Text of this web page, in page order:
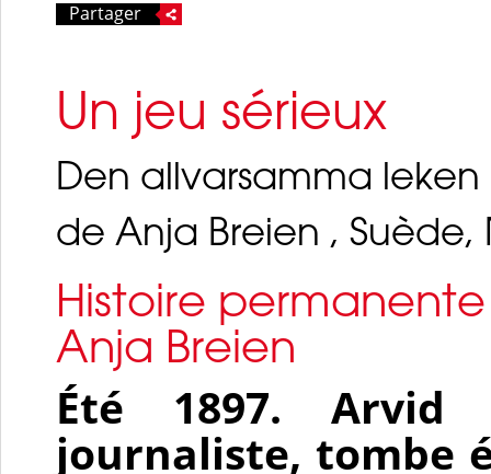
Partager
Un jeu sérieux
Den allvarsamma leken
de Anja Breien , Suède,
Histoire
Anja Breien
Été 1897. Arvid
journaliste, tombe